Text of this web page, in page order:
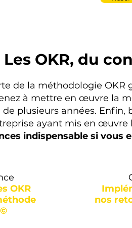
Les OKR, du
de la méthodologie
à mettre en œuvre la
plusieurs années.
ayant mis en œuvre
indispensable si vous
OKR
nos